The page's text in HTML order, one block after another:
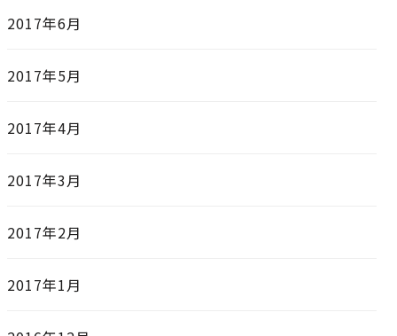
2017年6月
2017年5月
2017年4月
2017年3月
2017年2月
2017年1月